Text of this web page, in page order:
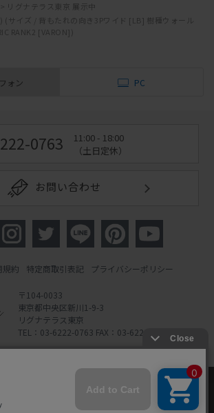
リグナテラス東京 展示中
(サイズ / 背もたれの向き3Pワイド [LB] 樹種ウォール
RANK2 [VARON])
ォン PC
0763
11:00 - 18:00
（土日定休）
お問い合わせ
規約 特定商取引表記 プライバシーポリシー
〒104-0033
東京都中央区新川1-9-3
リグナテラス東京
TEL：03-6222-0763 FAX：03-6222-0762
by Watahan Partners Co., Ltd.
、お客様により良いサービス
クッキーを利用しています。